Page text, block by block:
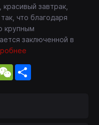
завтрак,
что благодаря
крупным
заключенной в
WeChat